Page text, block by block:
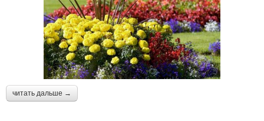
читать дальше →